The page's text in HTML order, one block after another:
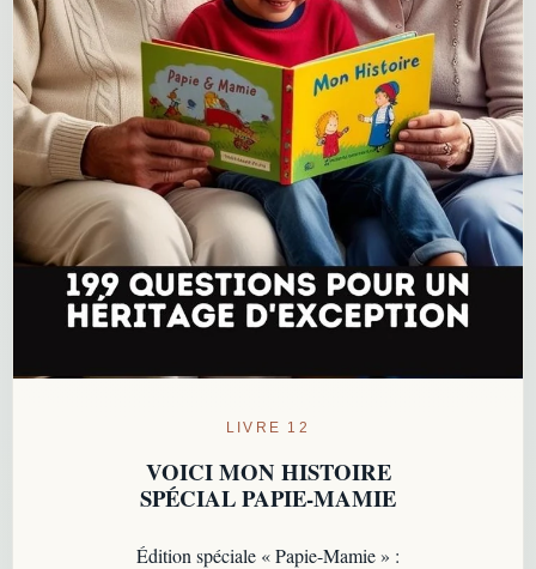
LIVRE 12
VOICI MON HISTOIRE
SPÉCIAL PAPIE-MAMIE
Édition spéciale « Papie-Mamie » :